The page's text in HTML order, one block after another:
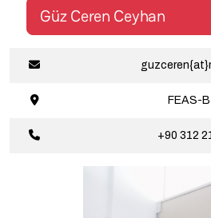
Güz Ceren Ceyhan
FEAS-B
+90 312